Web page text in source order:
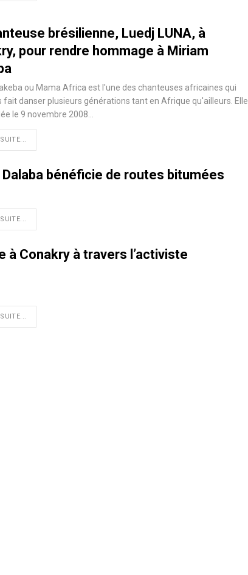
brésilienne, Luedj LUNA, à
pour rendre hommage à Miriam
ou Mama Africa est l'une des chanteuses africaines qui
fait danser plusieurs générations tant en Afrique qu'ailleurs. Elle
le 9 novembre 2008
bénéficie de routes bitumées
à Conakry à travers l’activiste